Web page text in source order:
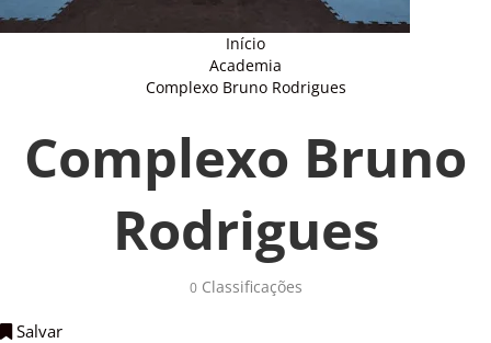
Início
Academia
Complexo Bruno Rodrigues
Complexo Bruno
Rodrigues
0Classificações
Salvar